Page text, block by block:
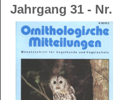
Jahrgang 31 - Nr.